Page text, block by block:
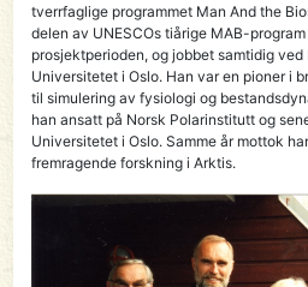
tverrfaglige programmet Man And the
delen av UNESCOs tiårige MAB-
prosjektperioden, og jobbet samtidig
Universitetet i Oslo. Han var en pioner i
til simulering av fysiologi og
han ansatt på Norsk Polarinstitutt og
Universitetet i Oslo. Samme år mottok
fremragende forskning i Arktis.